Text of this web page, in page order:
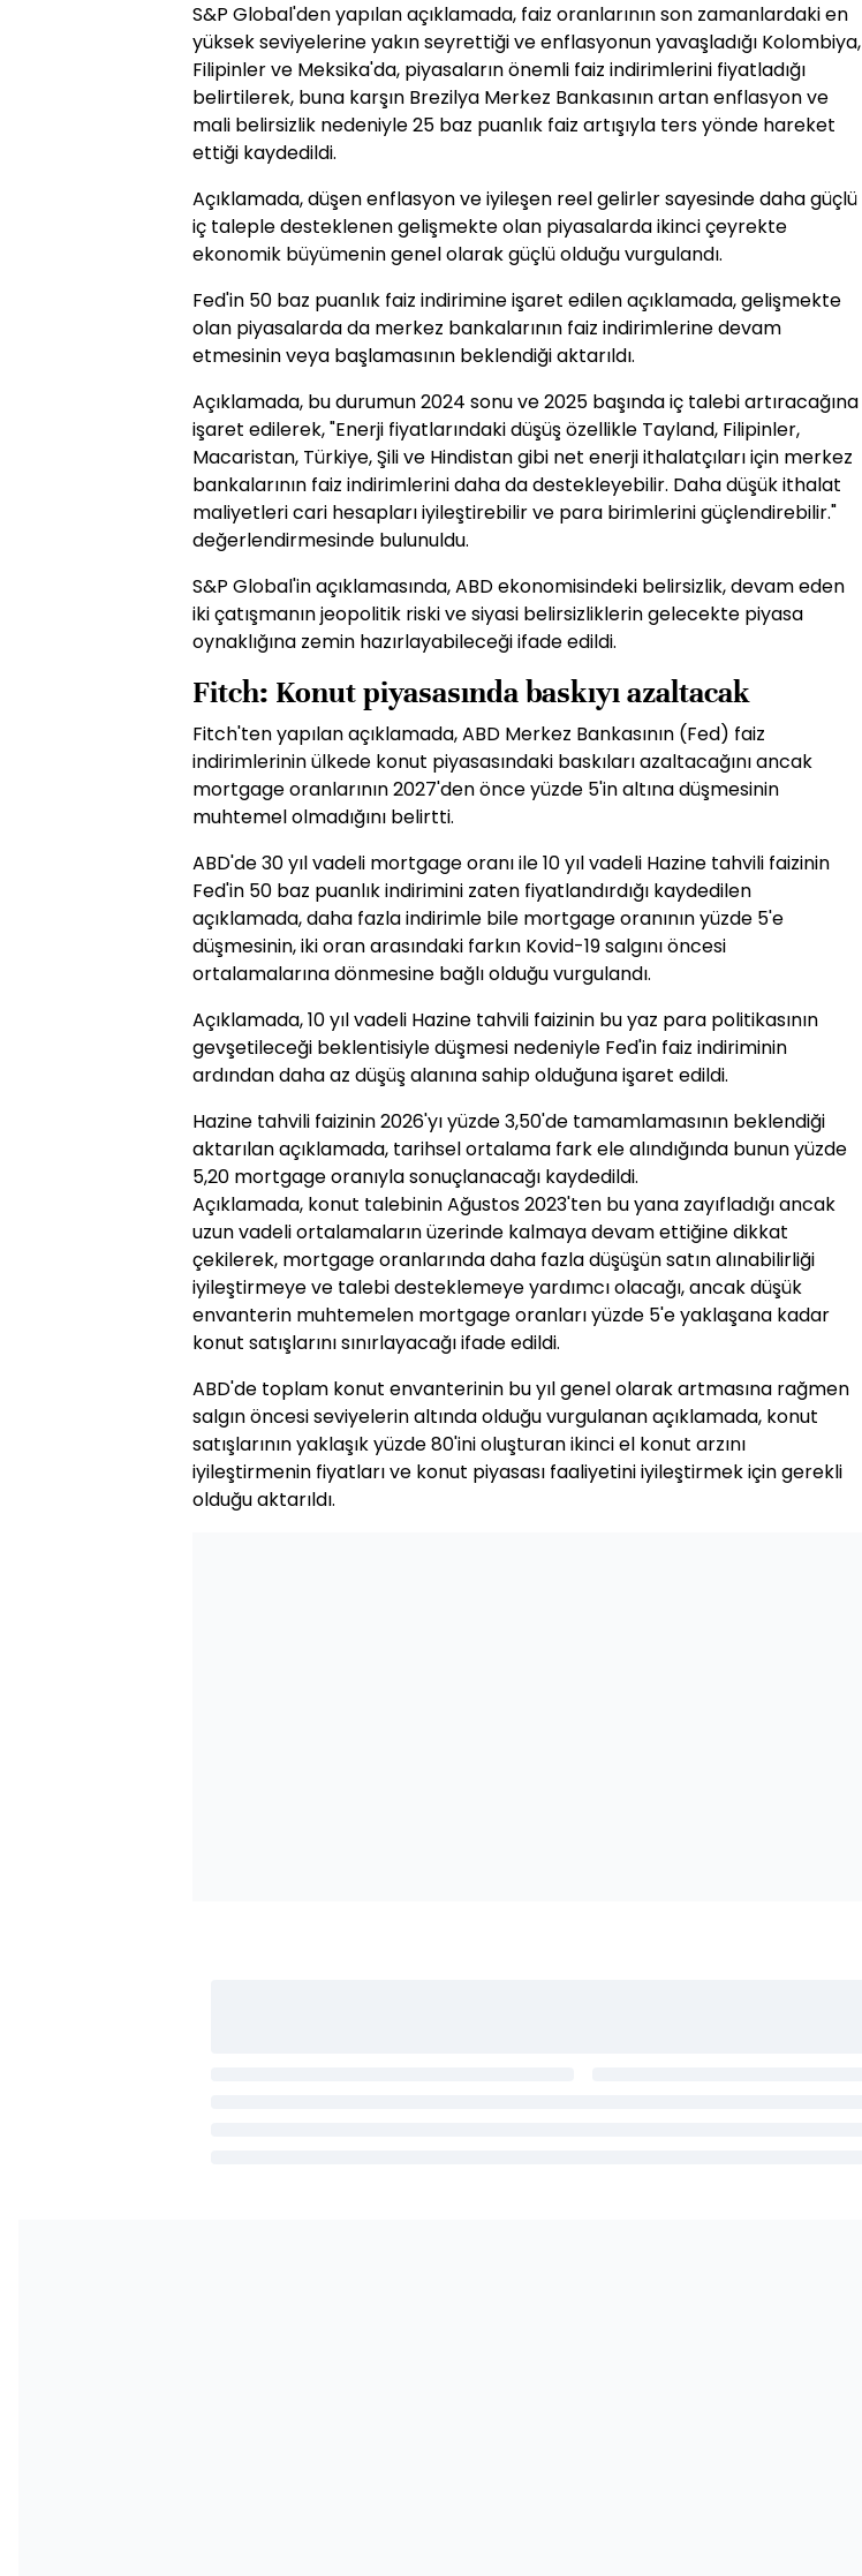
S&P Global'den yapılan açıklamada, faiz oranlarının son zamanlardaki en
yüksek seviyelerine yakın seyrettiği ve enflasyonun yavaşladığı Kolombiya,
Filipinler ve Meksika'da, piyasaların önemli faiz indirimlerini fiyatladığı
belirtilerek, buna karşın Brezilya Merkez Bankasının artan enflasyon ve
mali belirsizlik nedeniyle 25 baz puanlık faiz artışıyla ters yönde hareket
ettiği kaydedildi.
Açıklamada, düşen enflasyon ve iyileşen reel gelirler sayesinde daha güçlü
iç taleple desteklenen gelişmekte olan piyasalarda ikinci çeyrekte
ekonomik büyümenin genel olarak güçlü olduğu vurgulandı.
Fed'in 50 baz puanlık faiz indirimine işaret edilen açıklamada, gelişmekte
olan piyasalarda da merkez bankalarının faiz indirimlerine devam
etmesinin veya başlamasının beklendiği aktarıldı.
Açıklamada, bu durumun 2024 sonu ve 2025 başında iç talebi artıracağına
işaret edilerek, "Enerji fiyatlarındaki düşüş özellikle Tayland, Filipinler,
Macaristan, Türkiye, Şili ve Hindistan gibi net enerji ithalatçıları için merkez
bankalarının faiz indirimlerini daha da destekleyebilir. Daha düşük ithalat
maliyetleri cari hesapları iyileştirebilir ve para birimlerini güçlendirebilir."
değerlendirmesinde bulunuldu.
S&P Global'in açıklamasında, ABD ekonomisindeki belirsizlik, devam eden
iki çatışmanın jeopolitik riski ve siyasi belirsizliklerin gelecekte piyasa
oynaklığına zemin hazırlayabileceği ifade edildi.
Fitch: Konut piyasasında baskıyı azaltacak
Fitch'ten yapılan açıklamada, ABD Merkez Bankasının (Fed) faiz
indirimlerinin ülkede konut piyasasındaki baskıları azaltacağını ancak
mortgage oranlarının 2027'den önce yüzde 5'in altına düşmesinin
muhtemel olmadığını belirtti.
ABD'de 30 yıl vadeli mortgage oranı ile 10 yıl vadeli Hazine tahvili faizinin
Fed'in 50 baz puanlık indirimini zaten fiyatlandırdığı kaydedilen
açıklamada, daha fazla indirimle bile mortgage oranının yüzde 5'e
düşmesinin, iki oran arasındaki farkın Kovid-19 salgını öncesi
ortalamalarına dönmesine bağlı olduğu vurgulandı.
Açıklamada, 10 yıl vadeli Hazine tahvili faizinin bu yaz para politikasının
gevşetileceği beklentisiyle düşmesi nedeniyle Fed'in faiz indiriminin
ardından daha az düşüş alanına sahip olduğuna işaret edildi.
Hazine tahvili faizinin 2026'yı yüzde 3,50'de tamamlamasının beklendiği
aktarılan açıklamada, tarihsel ortalama fark ele alındığında bunun yüzde
5,20 mortgage oranıyla sonuçlanacağı kaydedildi.
Açıklamada, konut talebinin Ağustos 2023'ten bu yana zayıfladığı ancak
uzun vadeli ortalamaların üzerinde kalmaya devam ettiğine dikkat
çekilerek, mortgage oranlarında daha fazla düşüşün satın alınabilirliği
iyileştirmeye ve talebi desteklemeye yardımcı olacağı, ancak düşük
envanterin muhtemelen mortgage oranları yüzde 5'e yaklaşana kadar
konut satışlarını sınırlayacağı ifade edildi.
ABD'de toplam konut envanterinin bu yıl genel olarak artmasına rağmen
salgın öncesi seviyelerin altında olduğu vurgulanan açıklamada, konut
satışlarının yaklaşık yüzde 80'ini oluşturan ikinci el konut arzını
iyileştirmenin fiyatları ve konut piyasası faaliyetini iyileştirmek için gerekli
olduğu aktarıldı.